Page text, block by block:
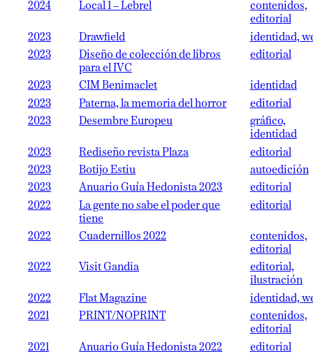
2024
Local 1 – Lebrel
contenidos,
editorial
2023
Drawfield
identidad,
2023
Diseño de colección de libros
para el IVC
editorial
2023 CIM Benimaclet
identidad
2023
Paterna, la memoria del horror
editorial
2023
Desembre Europeu
gráfico,
identidad
2023
Rediseño revista Plaza
editorial
2023
Botijo Estiu
autoedición
2023
Anuario Guía Hedonista 2023
editorial
2022
La gente no sabe el poder que
tiene
editorial
2022 Cuadernillos 2022
contenidos,
editorial
2022
Visit Gandia
editorial,
ilustración
2022
Flat Magazine
identidad,
2021
PRINT/NOPRINT
contenidos,
editorial
2021
Anuario Guía Hedonista 2022
editorial